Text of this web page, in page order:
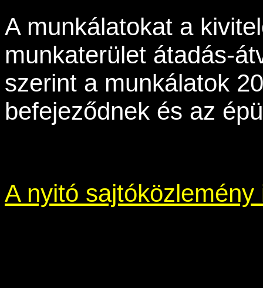
A munkálatokat a
munkaterület átadás-
szerint a munkálatok
befejeződnek és az
A nyitó